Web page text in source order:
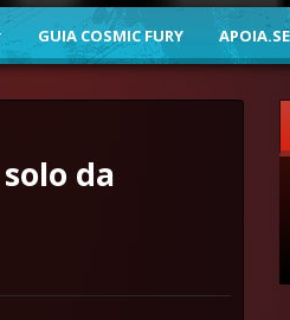
GUIA COSMIC FURY APOIA.SE
da